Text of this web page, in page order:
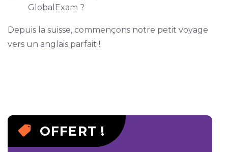
GlobalExam ?
Depuis la suisse, commençons notre petit voyage
vers un anglais parfait !
OFFERT !